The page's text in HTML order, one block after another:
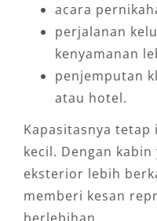
acara
perjalanan
kenyamanan
penjemputan
atau hotel.
Kapasitasnya
kecil. Dengan
eksterior lebih
memberi kesan